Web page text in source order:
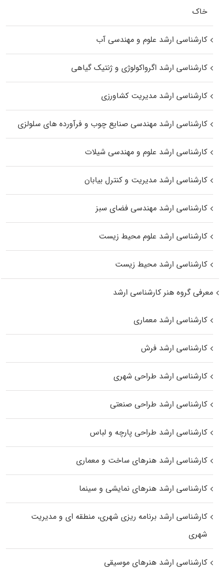
خاک
کارشناسی ارشد علوم و مهندسی آب
کارشناسی ارشد اگرواکولوژی و ژنتیک گیاهی
کارشناسی ارشد مدیریت کشاورزی
کارشناسی ارشد مهندسی صنایع چوب و فرآورده‌ های سلولزی
کارشناسی ارشد علوم و مهندسی شیلات
کارشناسی ارشد مدیریت و کنترل بیابان
کارشناسی ارشد مهندسی فضای سبز
کارشناسی ارشد علوم محیط‌ زیست
کارشناسی ارشد محیط زیست
معرفی گروه هنر کارشناسی ارشد
کارشناسی ارشد معماری
کارشناسی ارشد فرش
کارشناسی ارشد طراحی شهری
کارشناسی ارشد طراحی صنعتی
کارشناسی ارشد طراحی پارچه و لباس
کارشناسی ارشد هنرهای ساخت و معماری
کارشناسی ارشد هنرهای نمایشی و سینما
کارشناسی ارشد برنامه ریزی شهری، منطقه‌ ای و مدیریت
شهری
کارشناسی ارشد هنرهای موسیقی